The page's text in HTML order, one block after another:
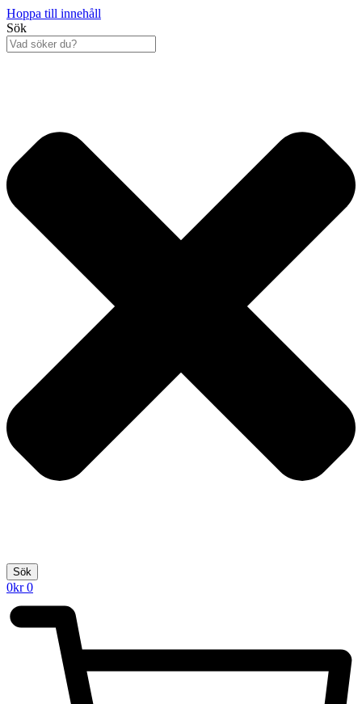
Hoppa till innehåll
Sök
Sök
0kr 0